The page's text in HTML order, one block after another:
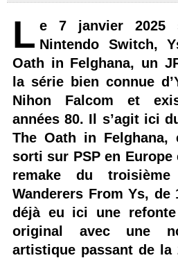
L e 7 janvier 2025
Nintendo Switch,
Oath in Felghana, un
la série bien connue
Nihon Falcom et
années 80. Il s’agit ici
The Oath in
sorti sur PSP en Europe
remake du
Wanderers From Ys, de
déjà eu ici une
original avec une
artistique passant de la